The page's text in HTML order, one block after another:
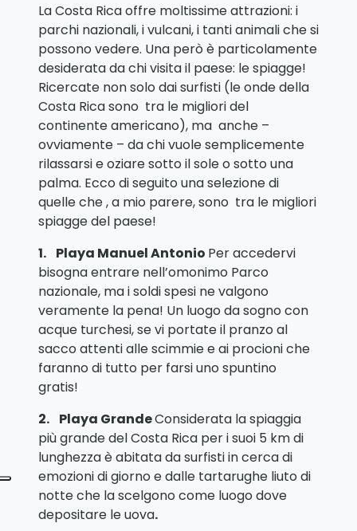
La Costa Rica offre moltissime attrazioni: i
parchi nazionali, i vulcani, i tanti animali che si
possono vedere. Una però è particolamente
desiderata da chi visita il paese: le spiagge!
Ricercate non solo dai surfisti (le onde della
Costa Rica sono tra le migliori del
continente americano), ma anche –
ovviamente – da chi vuole semplicemente
rilassarsi e oziare sotto il sole o sotto una
palma. Ecco di seguito una selezione di
quelle che , a mio parere, sono tra le migliori
spiagge del paese!
1. Playa Manuel Antonio Per accedervi
bisogna entrare nell’omonimo Parco
nazionale, ma i soldi spesi ne valgono
veramente la pena! Un luogo da sogno con
acque turchesi, se vi portate il pranzo al
sacco attenti alle scimmie e ai procioni che
faranno di tutto per farsi uno spuntino
gratis!
2. Playa GrandeConsiderata la spiaggia
più grande del Costa Rica per i suoi 5 km di
lunghezza è abitata da surfisti in cerca di
emozioni di giorno e dalle tartarughe liuto di
notte che la scelgono come luogo dove
depositare le uova.